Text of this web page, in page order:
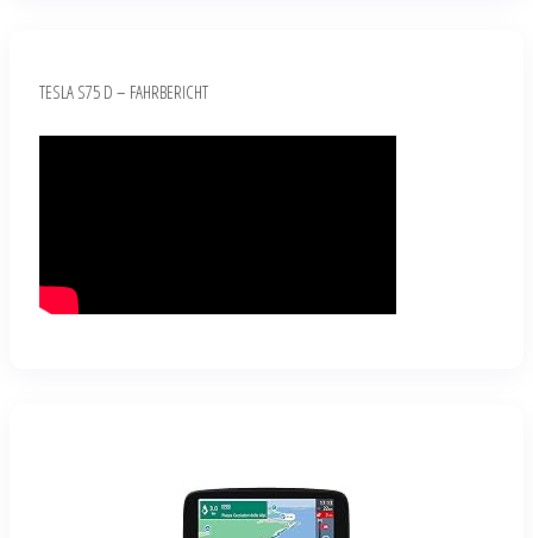
TESLA S75 D – FAHRBERICHT